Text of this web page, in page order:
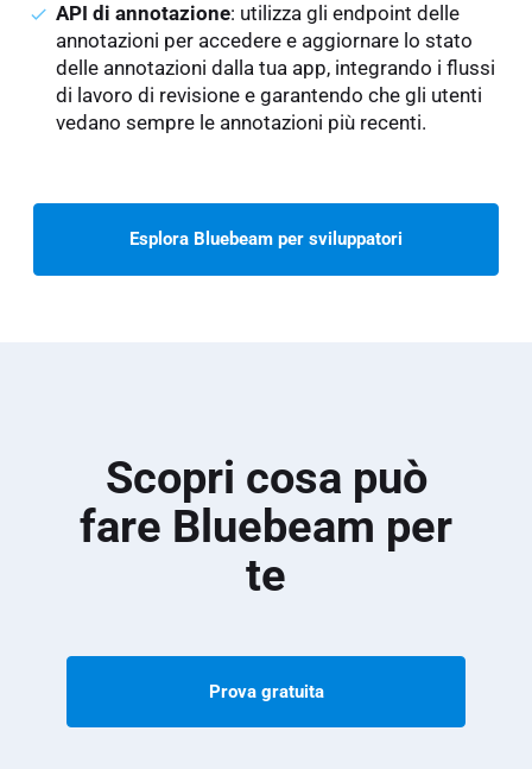
API di annotazione: utilizza gli endpoint delle
annotazioni per accedere e aggiornare lo stato
delle annotazioni dalla tua app, integrando i flussi
di lavoro di revisione e garantendo che gli utenti
vedano sempre le annotazioni più recenti.
Esplora Bluebeam per sviluppatori
Scopri cosa può
fare Bluebeam per
te
Prova gratuita